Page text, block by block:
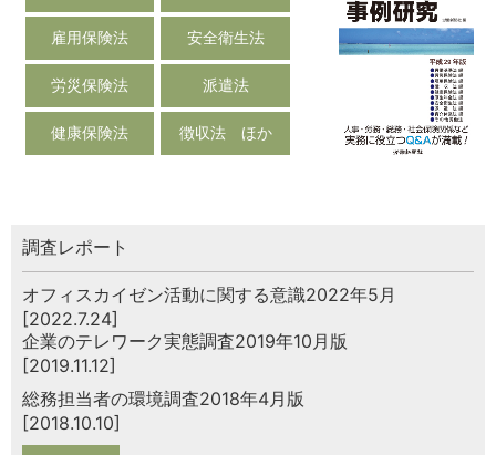
雇用保険法 安全衛生法
労災保険法 派遣法
健康保険法 徴収法 ほか
調査レポート
オフィスカイゼン活動に関する意識2022年5月
[2022.7.24]
企業のテレワーク実態調査2019年10月版
[2019.11.12]
総務担当者の環境調査2018年4月版
[2018.10.10]